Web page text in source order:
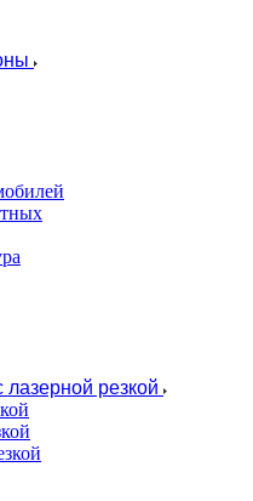
лазерной резкой